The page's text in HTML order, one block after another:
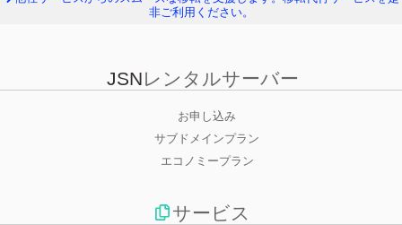
非ご利用ください。
JSNレンタルサーバー
お申し込み
サブドメインプラン
エコノミープラン
サービス